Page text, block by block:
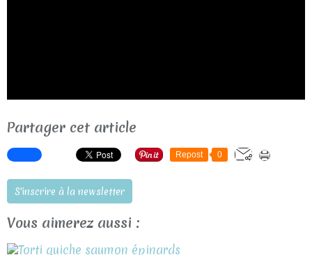
Partager cet article
Repost 0
S'inscrire à la newsletter
Vous aimerez aussi :